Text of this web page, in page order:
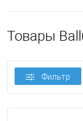
Товары
Фильтр